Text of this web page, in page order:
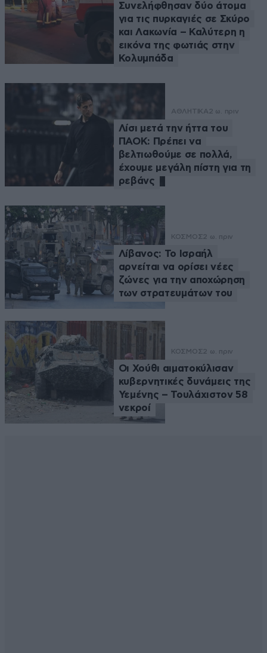
Συνελήφθησαν δύο άτομα
για τις πυρκαγιές σε Σκύρο
και Λακωνία – Καλύτερη η
εικόνα της φωτιάς στην
Κολυμπάδα
ΑΘΛΗΤΙΚΑ2 ω. πριν
Λίσι μετά την ήττα του
ΠΑΟΚ: Πρέπει να
βελτιωθούμε σε πολλά,
έχουμε μεγάλη πίστη για τη
ρεβάνς
ΚΟΣΜΟΣ2 ω. πριν
Λίβανος: Το Ισραήλ
αρνείται να ορίσει νέες
ζώνες για την αποχώρηση
των στρατευμάτων του
ΚΟΣΜΟΣ2 ω. πριν
Οι Χούθι αιματοκύλισαν
κυβερνητικές δυνάμεις της
Υεμένης – Τουλάχιστον 58
νεκροί